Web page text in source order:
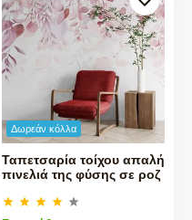
Δωρεάν κόλλα
Ταπετσαρία τοίχου απαλή
πινελιά της φύσης σε ροζ